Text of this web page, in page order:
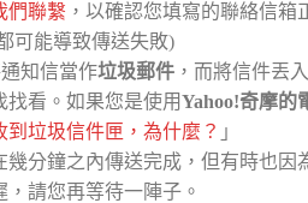
們聯繫 ，以確認您填寫的聯絡信箱
可能導致傳送失敗)
知信當作垃圾郵件 ，而將信件丟
找看。如果您是使用Yahoo!奇摩的
到垃圾信件匣，為什麼？ 」
幾分鐘之內傳送完成，但有時也因
請您再等待一陣子。